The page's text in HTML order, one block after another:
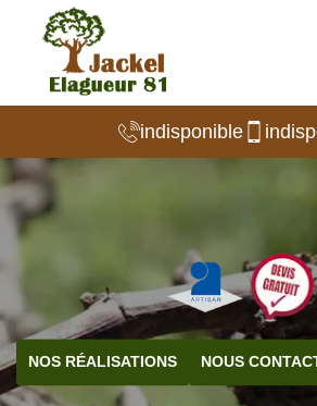
indisponible
NOS RÉALISATIONS NOUS